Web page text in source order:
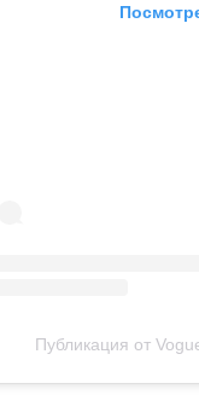
Публикация от